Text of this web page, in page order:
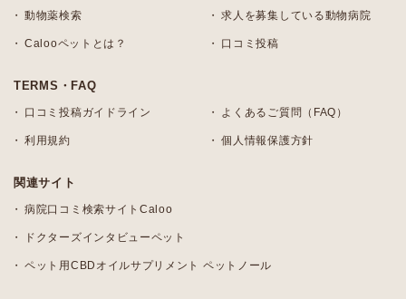
動物薬検索 求人を募集している動物病院
Calooペットとは？ 口コミ投稿
TERMS・FAQ
口コミ投稿ガイドライン よくあるご質問（FAQ）
利用規約 個人情報保護方針
関連サイト
病院口コミ検索サイトCaloo
ドクターズインタビューペット
ペット用CBDオイルサプリメント ペットノール